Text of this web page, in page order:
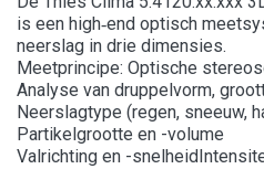
is een high‑end optisch
neerslag in drie dimensies.
Meetprincipe: Optische
Analyse van druppelvorm,
Neerslagtype (regen, sneeuw,
Partikelgrootte en -volume
Valrichting en -